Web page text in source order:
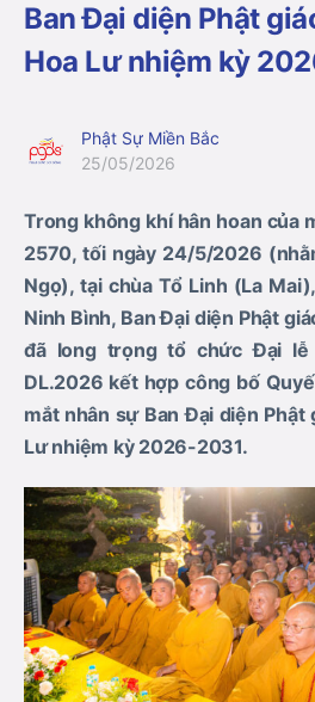
Ban Đại diện Phật
Hoa Lư nhiệm kỳ
Phật Sự Miền Bắc
25/05/2026
Trong không khí hân hoan của
2570, tối ngày 24/5/2026
Ngọ), tại chùa Tổ Linh (La
Ninh Bình, Ban Đại diện Phật
đã long trọng tổ chức Đại lễ
DL.2026 kết hợp công bố
mắt nhân sự Ban Đại diện Phật
Lư nhiệm kỳ 2026-2031.